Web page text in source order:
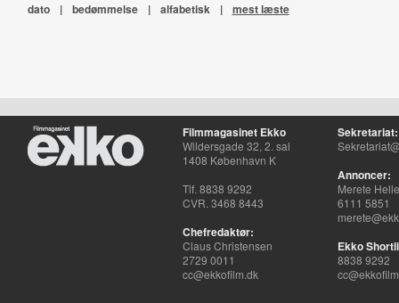
dato | bedømmelse | alfabetisk | mest læste
Filmmagasinet Ekko
Wildersgade 32, 2. sal
1408 København K
Tlf. 8838 9292
CVR. 3468 8443
Chefredaktør:
Claus Christensen
2729 0011
cc@ekkofilm.dk
Sekretariat:
Annoncer:
Merete
6111 5851
Ekko
8838 9292